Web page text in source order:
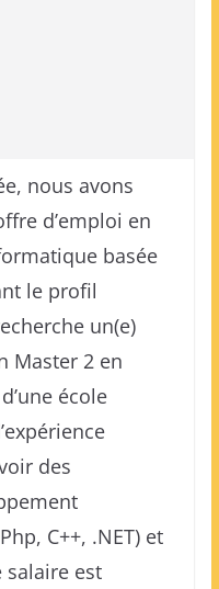
nous avons
d’emploi en
basée
le profil
un(e)
Master 2 en
école
des
C++, .NET) et
salaire est